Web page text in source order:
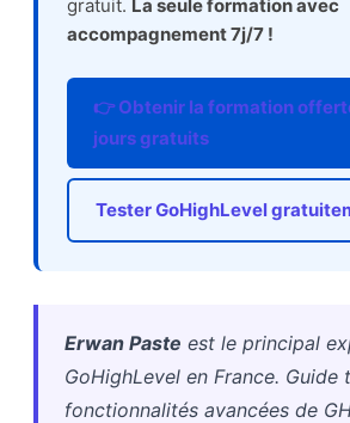
gratuit. La seule formation avec
accompagnement 7j/7 !
👉 Obtenir la formation
jours gratuits
Tester GoHighLevel
Erwan Paste est le principal
GoHighLevel en France. Guide
fonctionnalités avancées de